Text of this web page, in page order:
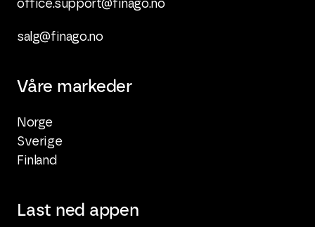
office.support@finago.no
salg@finago.no
Våre markeder
Norge
Sverige
Finland
Last ned appen